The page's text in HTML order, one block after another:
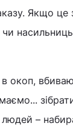
Якщо це
в окоп,
–